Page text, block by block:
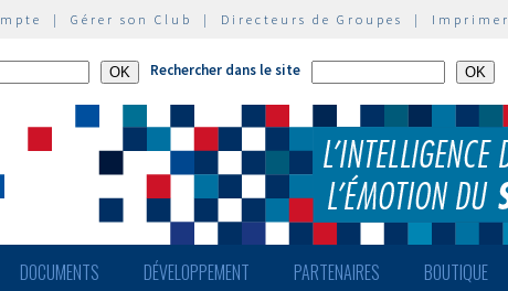
| Gérer son Club | Directeurs de Groupes | Imprimer
Rechercher dans le site
DOCUMENTS DÉVELOPPEMENT PARTENAIRES BOUTIQUE